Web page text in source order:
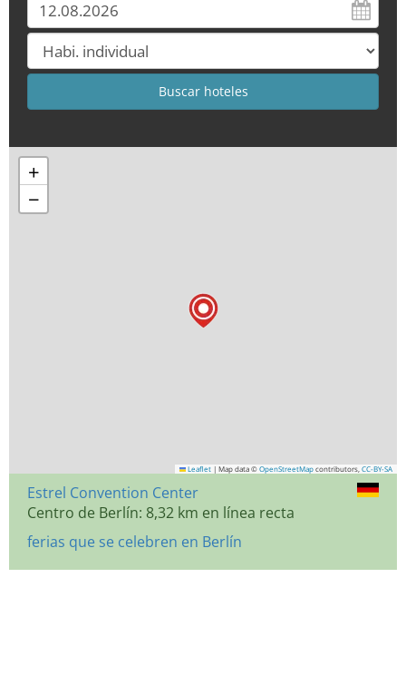
+
−
Leaflet | Map data © OpenStreetMap contributors, CC-BY-SA
Estrel Convention Center
Centro de Berlín: 8,32 km en línea recta
ferias que se celebren en Berlín